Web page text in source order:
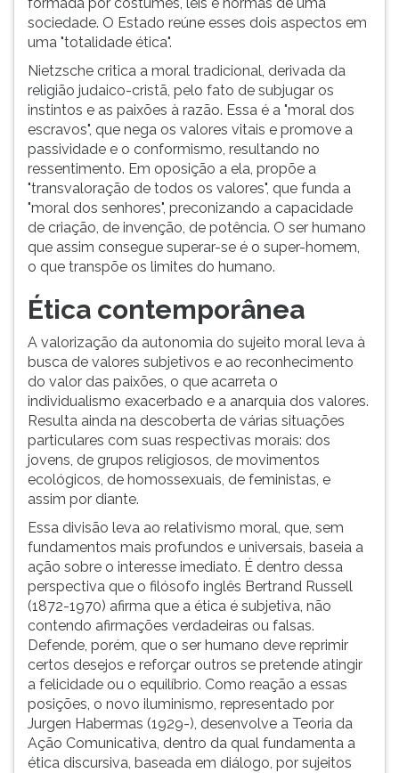
sociedade. O Estado reúne esses dois aspectos em
uma "totalidade ética".
Nietzsche critica a moral tradicional, derivada da
religião judaico-cristã, pelo fato de subjugar os
instintos e as paixões à razão. Essa é a "moral dos
escravos", que nega os valores vitais e promove a
passividade e o conformismo, resultando no
ressentimento. Em oposição a ela, propõe a
"transvaloração de todos os valores", que funda a
"moral dos senhores", preconizando a capacidade
de criação, de invenção, de potência. O ser humano
que assim consegue superar-se é o super-homem,
o que transpõe os limites do humano.
Ética contemporânea
A valorização da autonomia do sujeito moral leva à
busca de valores subjetivos e ao reconhecimento
do valor das paixões, o que acarreta o
individualismo exacerbado e a anarquia dos valores.
Resulta ainda na descoberta de várias situações
particulares com suas respectivas morais: dos
jovens, de grupos religiosos, de movimentos
ecológicos, de homossexuais, de feministas, e
assim por diante.
Essa divisão leva ao relativismo moral, que, sem
fundamentos mais profundos e universais, baseia a
ação sobre o interesse imediato. É dentro dessa
perspectiva que o filósofo inglês Bertrand Russell
(1872-1970) afirma que a ética é subjetiva, não
contendo afirmações verdadeiras ou falsas.
Defende, porém, que o ser humano deve reprimir
certos desejos e reforçar outros se pretende atingir
a felicidade ou o equilíbrio. Como reação a essas
posições, o novo iluminismo, representado por
Jurgen Habermas (1929-), desenvolve a Teoria da
Ação Comunicativa, dentro da qual fundamenta a
ética discursiva, baseada em diálogo, por sujeitos